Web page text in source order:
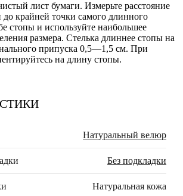
лист бумаги. Измерьте расстояние
до крайней точки самого длинного
стопы и используйте наибольшее
размера. Стелька длиннее стопы на
припуска 0,5—1,5 см. При
на длину стопы.
Натуральный велюр
Без подкладки
Натуральная кожа